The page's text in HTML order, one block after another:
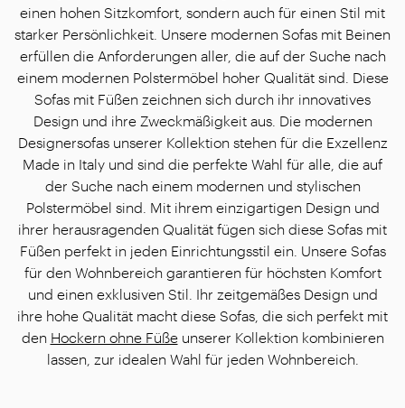
einen hohen Sitzkomfort, sondern auch für einen Stil mit
starker Persönlichkeit. Unsere modernen Sofas mit Beinen
erfüllen die Anforderungen aller, die auf der Suche nach
einem modernen Polstermöbel hoher Qualität sind. Diese
Sofas mit Füßen zeichnen sich durch ihr innovatives
Design und ihre Zweckmäßigkeit aus. Die modernen
Designersofas unserer Kollektion stehen für die Exzellenz
Made in Italy und sind die perfekte Wahl für alle, die auf
der Suche nach einem modernen und stylischen
Polstermöbel sind. Mit ihrem einzigartigen Design und
ihrer herausragenden Qualität fügen sich diese Sofas mit
Füßen perfekt in jeden Einrichtungsstil ein. Unsere Sofas
für den Wohnbereich garantieren für höchsten Komfort
und einen exklusiven Stil. Ihr zeitgemäßes Design und
ihre hohe Qualität macht diese Sofas, die sich perfekt mit
den Hockern ohne Füßeunserer Kollektion kombinieren
lassen, zur idealen Wahl für jeden Wohnbereich.